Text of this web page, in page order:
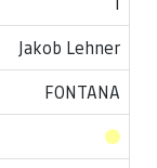
Jakob Lehner
FONTANA